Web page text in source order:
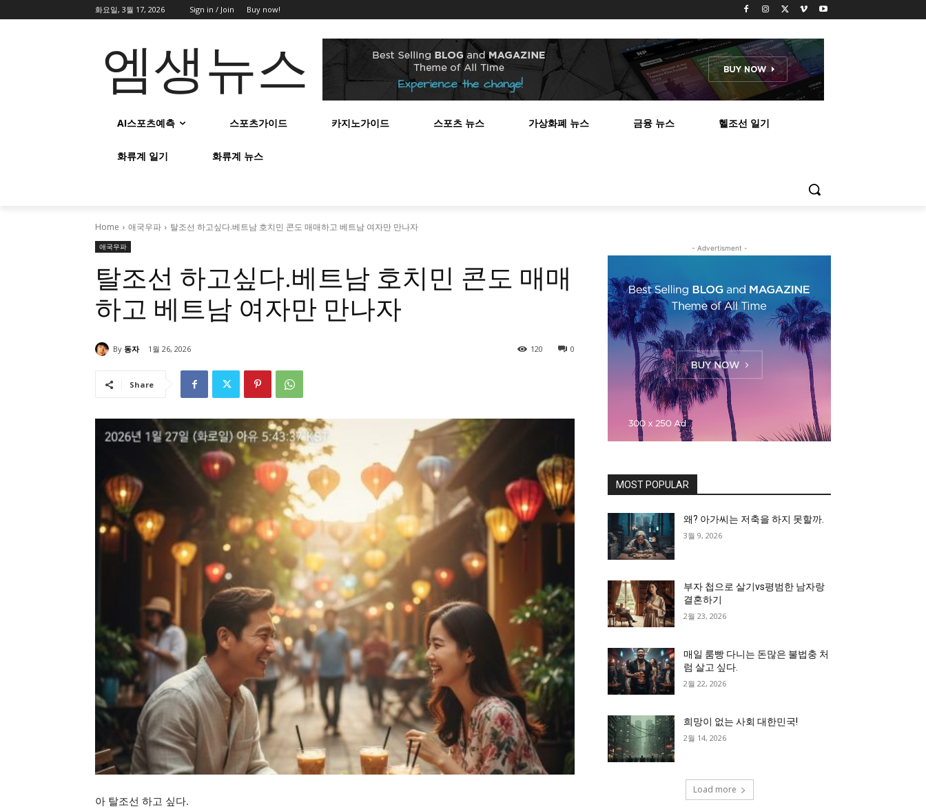
화요일, 3월 17, 2026 Sign in / Join Buy now!
엠생뉴스
AI스포츠예측 스포츠가이드 카지노가이드 스포츠 뉴스 가상화폐 뉴스 금융 뉴스 헬조선 일기
화류계 일기 화류계 뉴스
Home 애국우파 탈조선 하고싶다.베트남 호치민 콘도 매매하고 베트남 여자만 만나자
애국우파
탈조선 하고싶다.베트남 호치민 콘도 매매
하고 베트남 여자만 만나자
By 동자 1월 26, 2026 0
120
Share
아 탈조선 하고 싶다.
- Advertisment -
MOST POPULAR
왜? 아가씨는 저축을 하지 못할까.
3월 9, 2026
부자 첩으로 살기vs평범한 남자랑
결혼하기
2월 23, 2026
매일 룸빵 다니는 돈많은 불법충 처
럼 살고 싶다.
2월 22, 2026
희망이 없는 사회 대한민국!
2월 14, 2026
Load more